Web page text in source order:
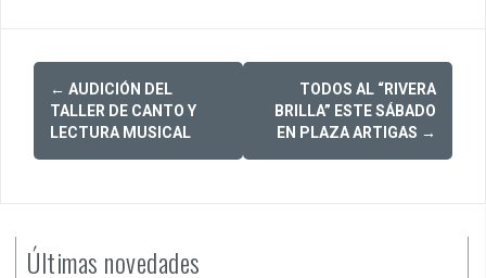
Post
navigation
← AUDICIÓN DEL
TALLER DE CANTO Y
LECTURA MUSICAL
TODOS AL “RIVERA
BRILLA” ESTE SÁBADO
EN PLAZA ARTIGAS →
Últimas novedades